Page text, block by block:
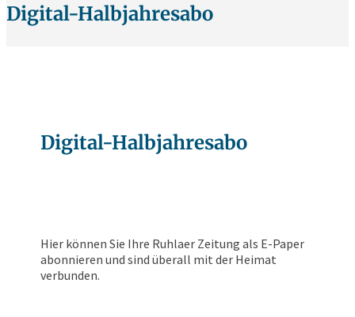
Digital-Halbjahresabo
Digital-Halbjahresabo
Hier können Sie Ihre Ruhlaer Zeitung als E-Paper
abonnieren und sind überall mit der Heimat
verbunden.